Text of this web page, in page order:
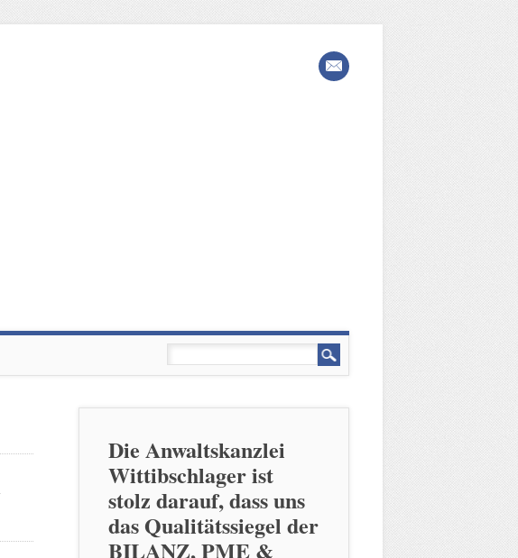
Die Anwaltskanzlei
Wittibschlager ist
stolz darauf, dass uns
das Qualitätssiegel der
BILANZ, PME &